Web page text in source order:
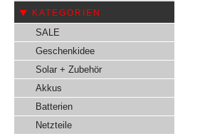
KATEGORIEN
SALE
Geschenkidee
Solar + Zubehör
Akkus
Batterien
Netzteile